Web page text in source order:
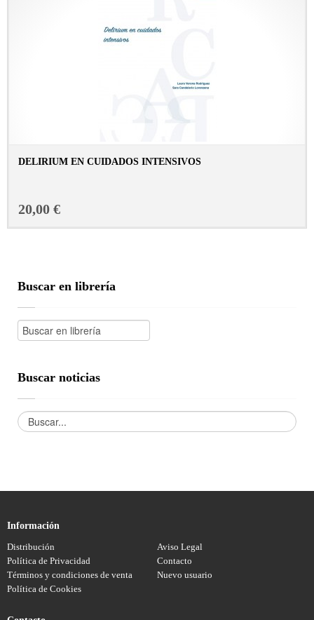
DELIRIUM EN CUIDADOS INTENSIVOS
20,00 €
Buscar en librería
Buscar noticias
Información
Distribución
Aviso Legal
Política de Privacidad
Contacto
Términos y condiciones de venta
Nuevo usuario
Política de Cookies